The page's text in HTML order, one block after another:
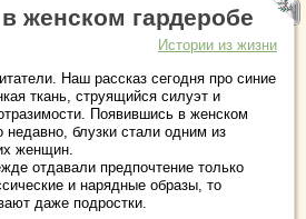
женском гардеробе
Истории из жизни
Наш рассказ сегодня про синие
ткань, струящийся силуэт и
Появившись в женском
недавно, блузки стали одним из
женщин.
отдавали предпочтение только
и нарядные образы, то
даже подростки.